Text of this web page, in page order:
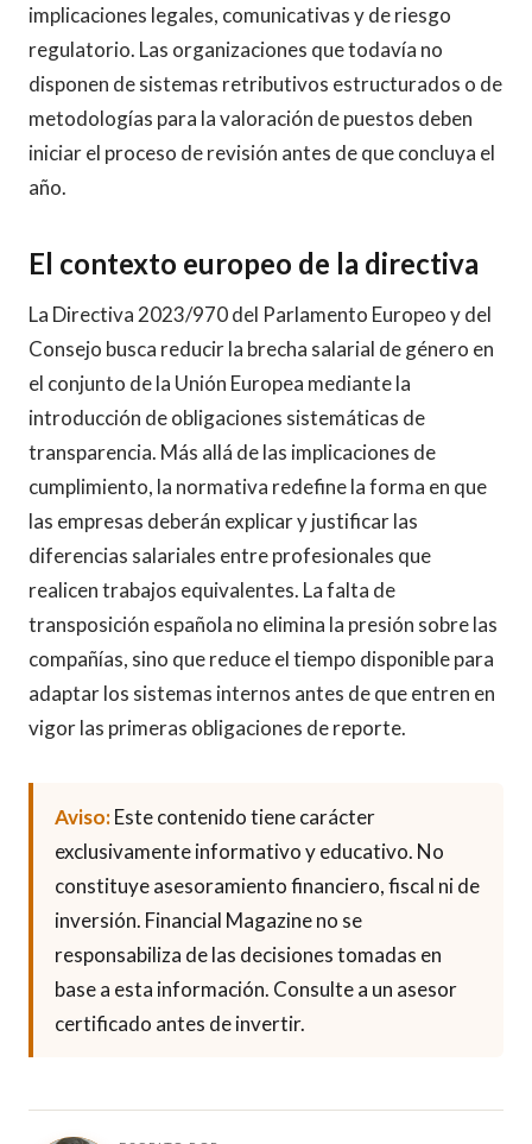
implicaciones legales, comunicativas y de riesgo
regulatorio. Las organizaciones que todavía no
disponen de sistemas retributivos estructurados o de
metodologías para la valoración de puestos deben
iniciar el proceso de revisión antes de que concluya el
año.
El contexto europeo de la directiva
La Directiva 2023/970 del Parlamento Europeo y del
Consejo busca reducir la brecha salarial de género en
el conjunto de la Unión Europea mediante la
introducción de obligaciones sistemáticas de
transparencia. Más allá de las implicaciones de
cumplimiento, la normativa redefine la forma en que
las empresas deberán explicar y justificar las
diferencias salariales entre profesionales que
realicen trabajos equivalentes. La falta de
transposición española no elimina la presión sobre las
compañías, sino que reduce el tiempo disponible para
adaptar los sistemas internos antes de que entren en
vigor las primeras obligaciones de reporte.
Aviso:Este contenido tiene carácter
exclusivamente informativo y educativo. No
constituye asesoramiento financiero, fiscal ni de
inversión. Financial Magazine no se
responsabiliza de las decisiones tomadas en
base a esta información. Consulte a un asesor
certificado antes de invertir.